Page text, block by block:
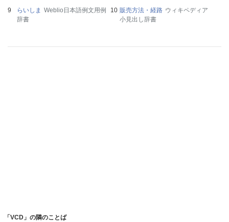
らいしま Weblio日本語例文用例
辞書
販売方法・経路 ウィキペディア
小見出し辞書
「VCD」の隣のことば